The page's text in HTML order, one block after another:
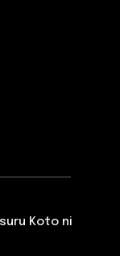
Koto ni